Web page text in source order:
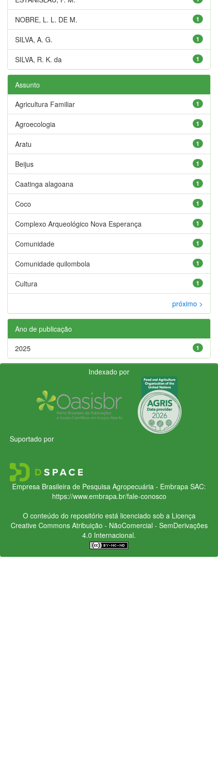
1
NOBRE, L. L. DE M.
1
SILVA, A. G.
1
SILVA, R. K. da
Assunto
1
Agricultura Familiar
1
Agroecologia
1
Aratu
1
Beijus
1
Caatinga alagoana
1
Coco
1
Complexo Arqueológico Nova Esperança
1
Comunidade
1
Comunidade quilombola
1
Cultura
próximo >
Ano de publicação
1
2025
Indexado por
Suportado por
Empresa Brasileira de Pesquisa Agropecuária - Embrapa SAC:
https://www.embrapa.br/fale-conosco
O conteúdo do repositório está licenciado sob a Licença
Creative CommonsAtribuição - NãoComercial - SemDerivações
4.0 Internacional.